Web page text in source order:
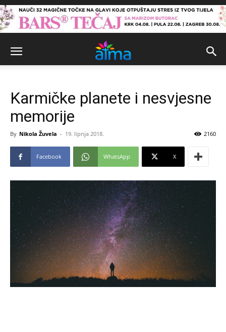
Karmičke planete i nesvjesne
memorije
By Nikola Žuvela - 19. lipnja 2018. 2160
Facebook WhatsApp X